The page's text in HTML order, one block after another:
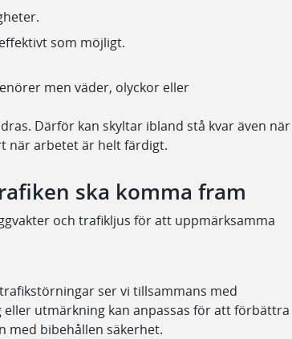
som möjligt.
men väder, olyckor eller
Därför kan skyltar ibland stå kvar även när
när arbetet är helt färdigt.
ska komma fram
och trafikljus för att uppmärksamma
ser vi tillsammans med
utmärkning kan anpassas för att förbättra
med bibehållen säkerhet.